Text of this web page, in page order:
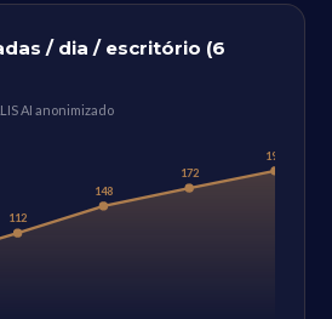
/ dia / escritório (6
AI anonimizado
112
148
172
195